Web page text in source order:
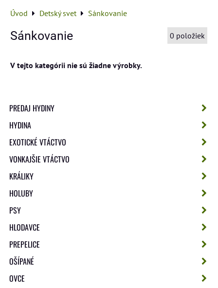
Úvod Detský svet Sánkovanie
Sánkovanie 0 položiek
PREDAJ HYDINY
HYDINA
EXOTICKÉ VTÁCTVO
VONKAJŠIE VTÁCTVO
KRÁLIKY
HOLUBY
PSY
HLODAVCE
PREPELICE
OŠÍPANÉ
OVCE